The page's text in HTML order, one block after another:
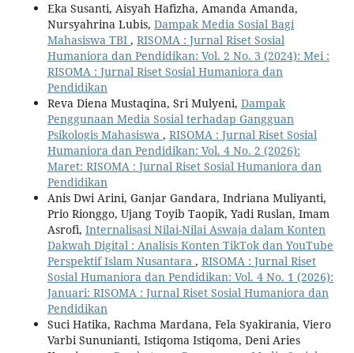
Eka Susanti, Aisyah Hafizha, Amanda Amanda,
Nursyahrina Lubis, Dampak Media Sosial Bagi
Mahasiswa TBI , RISOMA : Jurnal Riset Sosial
Humaniora dan Pendidikan: Vol. 2 No. 3 (2024): Mei :
RISOMA : Jurnal Riset Sosial Humaniora dan
Pendidikan
Reva Diena Mustaqina, Sri Mulyeni, Dampak
Penggunaan Media Sosial terhadap Gangguan
Psikologis Mahasiswa , RISOMA : Jurnal Riset Sosial
Humaniora dan Pendidikan: Vol. 4 No. 2 (2026):
Maret: RISOMA : Jurnal Riset Sosial Humaniora dan
Pendidikan
Anis Dwi Arini, Ganjar Gandara, Indriana Muliyanti,
Prio Rionggo, Ujang Toyib Taopik, Yadi Ruslan, Imam
Asrofi, Internalisasi Nilai-Nilai Aswaja dalam Konten
Dakwah Digital : Analisis Konten TikTok dan YouTube
Perspektif Islam Nusantara , RISOMA : Jurnal Riset
Sosial Humaniora dan Pendidikan: Vol. 4 No. 1 (2026):
Januari: RISOMA : Jurnal Riset Sosial Humaniora dan
Pendidikan
Suci Hatika, Rachma Mardana, Fela Syakirania, Viero
Varbi Sununianti, Istiqoma Istiqoma, Deni Aries